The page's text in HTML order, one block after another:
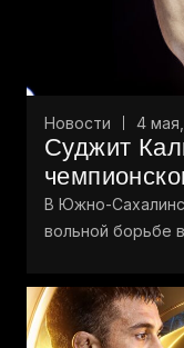
Новости 4
Суджит
В Южно-
вольной борьбе